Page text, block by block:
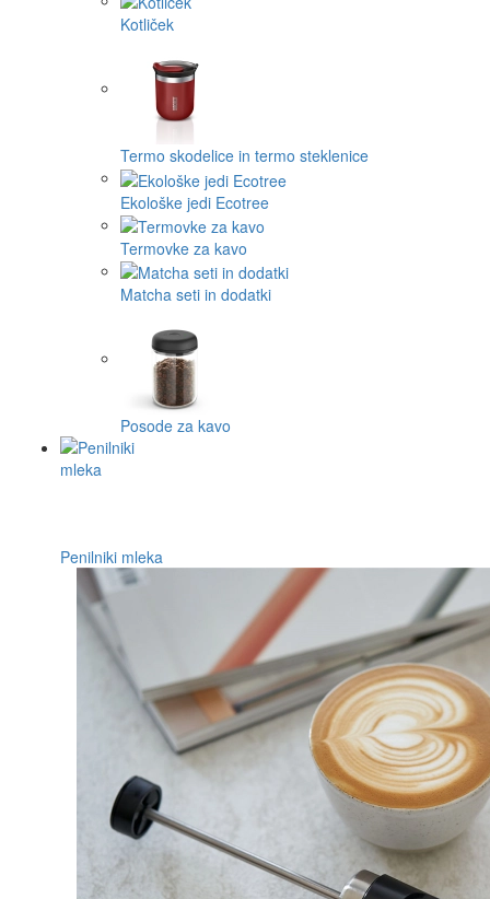
Kotliček
Termo skodelice in termo steklenice
Ekološke jedi Ecotree
Termovke za kavo
Matcha seti in dodatki
Posode za kavo
Penilniki mleka